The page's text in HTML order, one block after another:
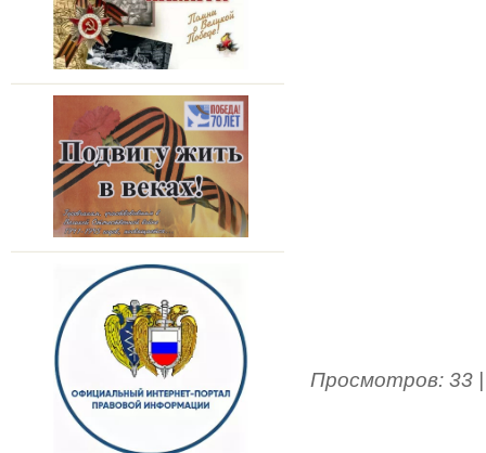
Просмотров: 33